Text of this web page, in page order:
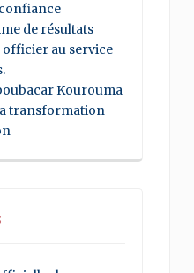
de résultats
au service
Kourouma
transformation